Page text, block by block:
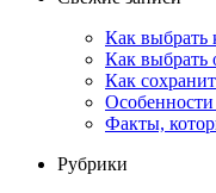
Как выбрать
Как выбрать
Как
Особенности
Факты,
Рубрики